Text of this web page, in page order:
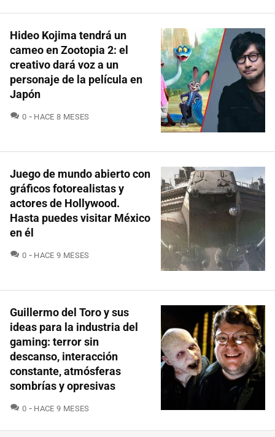
Hideo Kojima tendrá un
cameo en Zootopia 2: el
creativo dará voz a un
personaje de la película en
Japón
0 COMENTARIOS
HACE 8 MESES
Juego de mundo abierto con
gráficos fotorealistas y
actores de Hollywood.
Hasta puedes visitar México
en él
0 COMENTARIOS
HACE 9 MESES
Guillermo del Toro y sus
ideas para la industria del
gaming: terror sin
descanso, interacción
constante, atmósferas
sombrías y opresivas
0 COMENTARIOS
HACE 9 MESES